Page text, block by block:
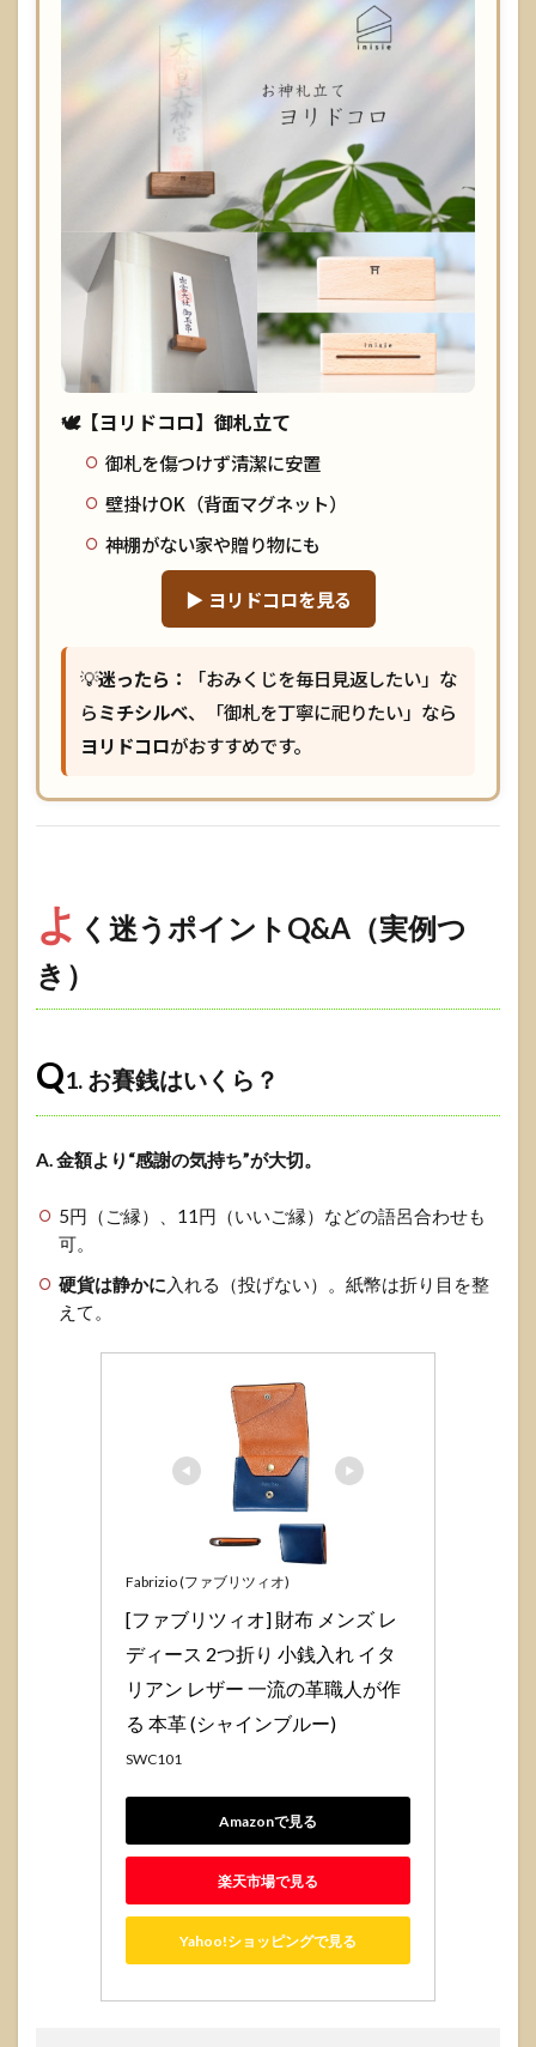
けな
え
る）
チェ
ック
ト
存
くある質
まと
め
🕊️【ヨリドコロ】御札立て
御札を傷つけず清潔に安置
壁掛けOK（背面マグネット）
神棚がない家や贈り物にも
▶ ヨリドコロを見る
💡迷ったら：
「おみくじを毎日見返したい」な
らミチシルベ、「御札を丁寧に祀りたい」なら
ヨリドコロがおすすめです。
よ く迷うポイントQ&A（実例つ
き）
Q1. お賽銭はいくら？
A. 金額より“感謝の気持ち”が大切。
5円（ご縁）、11円（いいご縁）などの語呂合わせも
可。
硬貨は静かに 入れる（投げない）。紙幣は折り目を整
えて。
Fabrizio (ファブリツィオ)
[ファブリツィオ] 財布 メンズ レ
ディース 2つ折り 小銭入れ イタ
リアン レザー 一流の革職人が作
る 本革 (シャインブルー)
SWC101
Amazonで見る
楽天市場で見る
Yahoo!ショッピングで見る